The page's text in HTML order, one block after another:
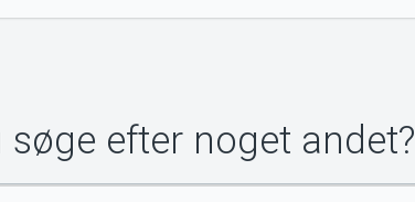
søge efter noget andet?